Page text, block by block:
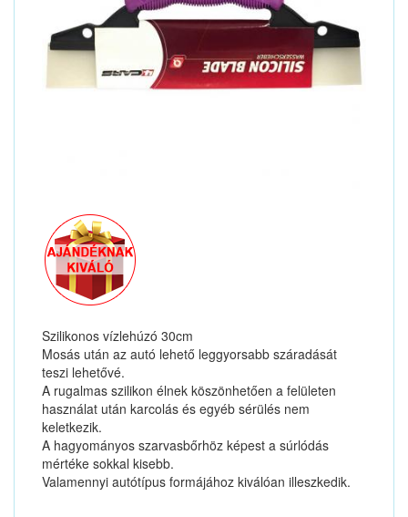
Szilikonos vízlehúzó 30cm
Mosás után az autó lehető leggyorsabb száradását
teszi lehetővé.
A rugalmas szilikon élnek köszönhetően a felületen
használat után karcolás és egyéb sérülés nem
keletkezik.
A hagyományos szarvasbőrhöz képest a súrlódás
mértéke sokkal kisebb.
Valamennyi autótípus formájához kiválóan illeszkedik.